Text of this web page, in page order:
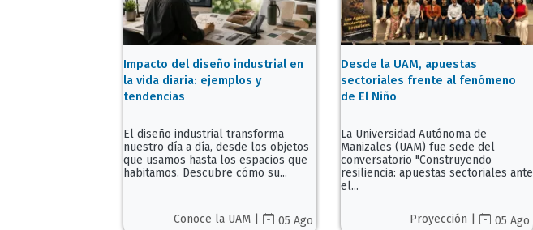
Impacto del diseño industrial en
la vida diaria: ejemplos y
tendencias
El diseño industrial transforma
nuestro día a día, desde los objetos
que usamos hasta los espacios que
habitamos. Descubre cómo su...
Conoce la UAM | 05 Ago
Desde la UAM, apuestas
sectoriales frente al fenómeno
de El Niño
La Universidad Autónoma de
Manizales (UAM) fue sede del
conversatorio "Construyendo
resiliencia: apuestas sectoriales ante
el...
Proyección | 05 Ago